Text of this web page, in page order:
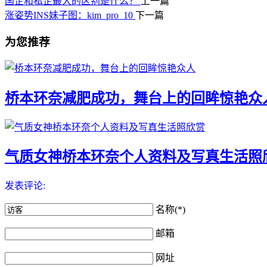
涨姿势INS妹子图：kim_pro_10 ​​​​ 下一篇
为您推荐
桥本环奈减肥成功，舞台上的回眸惊艳众
气质女神桥本环奈个人资料及写真生活照
发表评论:
名称(*)
邮箱
网址